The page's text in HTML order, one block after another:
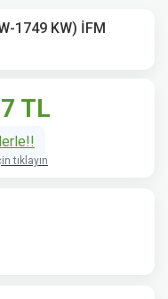
1749 KW) İFM
TL
tıklayın